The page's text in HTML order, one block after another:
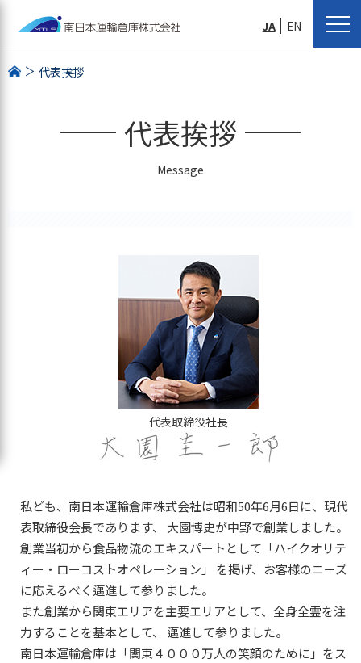
JA EN
代表挨拶
代表挨拶
Message
代表取締役社長
私ども、南日本運輸倉庫株式会社は昭和50年6月6日に、現代
表取締役会長であります、
大園博史が中野で創業しました。
創業当初から食品物流のエキスパートとして「ハイクオリテ
ィー・ローコストオペレーション」
を掲げ、お客様のニーズ
に応えるべく邁進して参りました。
また創業から関東エリアを主要エリアとして、全身全霊を注
力することを基本として、
邁進して参りました。
南日本運輸倉庫は「関東４０００万人の笑顔のために」をス